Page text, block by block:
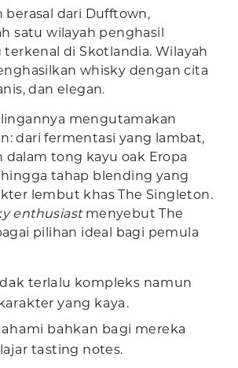
berasal dari Dufftown,
satu wilayah penghasil
di Skotlandia. Wilayah
whisky dengan cita
dan elegan.
mengutamakan
dari fermentasi yang lambat,
dalam tong kayu oak Eropa
tahap blending yang
lembut khas The Singleton.
enthusiastmenyebut The
pilihan ideal bagi pemula
terlalu kompleks namun
yang kaya.
bahkan bagi mereka
tasting notes.